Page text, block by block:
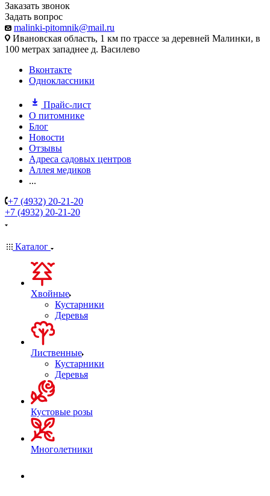
Заказать звонок
Задать вопрос
malinki-pitomnik@mail.ru
Ивановская область, 1 км по трассе за деревней Малинки, в
100 метрах западнее д. Василево
Вконтакте
Одноклассники
Прайс-лист
О питомнике
Блог
Новости
Отзывы
Адреса садовых центров
Аллея медиков
...
+7 (4932) 20-21-20
+7 (4932) 20-21-20
Каталог
Хвойные
Кустарники
Деревья
Лиственные
Кустарники
Деревья
Кустовые розы
Многолетники